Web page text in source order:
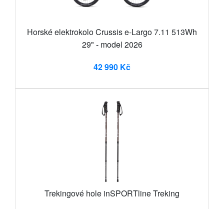
Horské elektrokolo Crussis e-Largo 7.11 513Wh
29" - model 2026
42 990 Kč
Trekingové hole inSPORTline Treking